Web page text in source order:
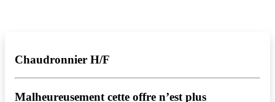
Chaudronnier H/F
Malheureusement cette offre n’est plus